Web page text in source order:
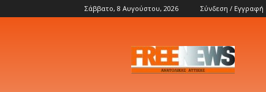
Σάββατο, 8 Αυγούστου, 2026 Σύνδεση / Εγγραφή